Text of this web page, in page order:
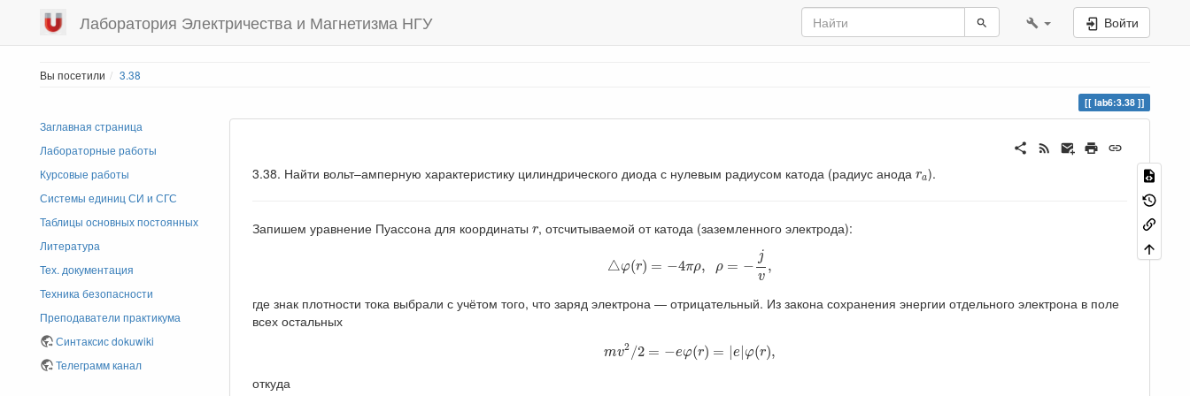
Лаборатория Электричества и Магнетизма НГУ Войти
Вы посетили 3.38
lab6:3.38
Заглавная страница
Лабораторные работы
Курсовые работы
Системы единиц СИ и СГС
Таблицы основных постоянных
Литература
Тех. документация
Техника безопасности
Преподаватели практикума
Синтаксис dokuwiki
Телеграмм канал
3.38. Найти вольт–амперную характеристику цилиндрического диода с нулевым радиусом катода (радиус анода ra
ra).
Запишем уравнение Пуассона для координаты r
r, отсчитываемой от катода (заземленного электрода):
△φ(r) = −4πρ, ρ = −
j
v
,
где знак плотности тока выбрали с учётом того, что заряд электрона — отрицательный. Из закона сохранения энергии отдельного электрона в поле
всех остальных
mv2 /2 = −eφ(r) = |e|φ(r),
mv 2/ (r )= | φ )
откуда